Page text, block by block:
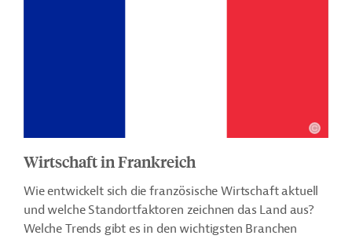
Wirtschaft in Frankreich
Wie entwickelt sich die französische Wirtschaft aktuell
und welche Standortfaktoren zeichnen das Land aus?
Welche Trends gibt es in den wichtigsten Branchen